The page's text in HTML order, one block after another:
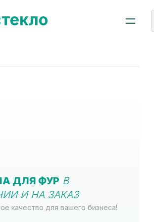
ДЛЯ ФУР В
И НА ЗАКАЗ
качество для вашего бизнеса!